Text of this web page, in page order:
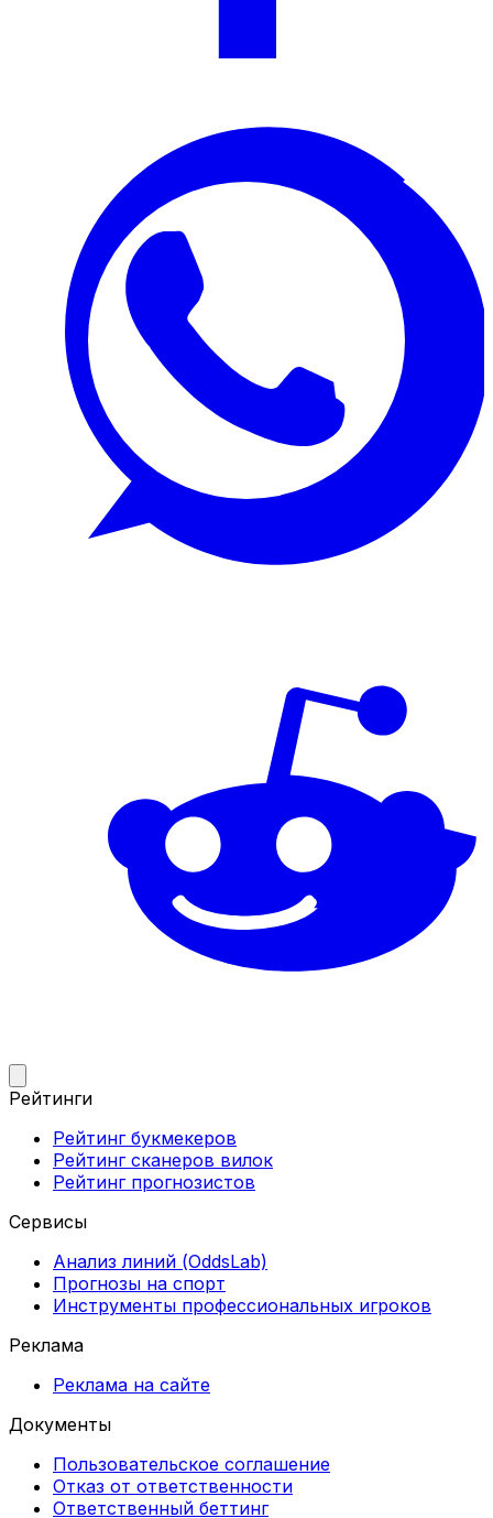
Рейтинги
Рейтинг букмекеров
Рейтинг сканеров вилок
Рейтинг прогнозистов
Сервисы
Анализ линий (OddsLab)
Прогнозы на спорт
Инструменты профессиональных игроков
Реклама
Реклама на сайте
Документы
Пользовательское соглашение
Отказ от ответственности
Ответственный беттинг